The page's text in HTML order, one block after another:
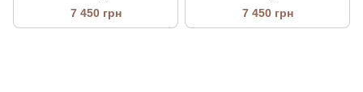
7 450 грн 7 450 грн